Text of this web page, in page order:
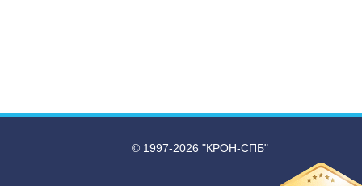
© 1997-2026 "КРОН-СПБ"